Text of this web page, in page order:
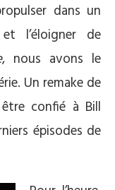
dans un
l’éloigner de
, nous avons le
Un remake de
confié à Bill
épisodes de